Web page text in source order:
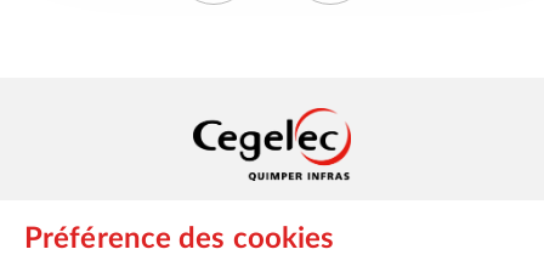
Cegelec Quimper Infras
Préférence des cookies